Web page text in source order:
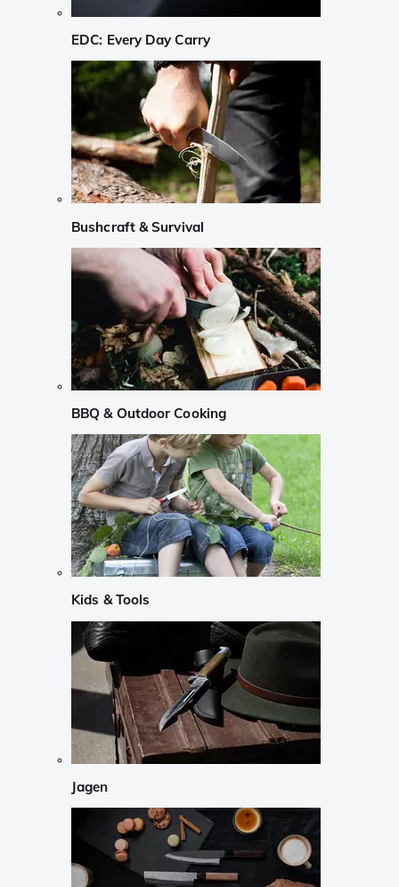
EDC: Every Day Carry
Bushcraft & Survival
BBQ & Outdoor Cooking
Kids & Tools
Jagen